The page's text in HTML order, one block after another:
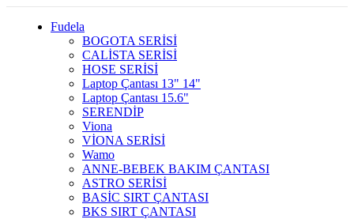
Fudela
BOGOTA SERİSİ
CALİSTA SERİSİ
HOSE SERİSİ
Laptop Çantası 13" 14"
Laptop Çantası 15.6"
SERENDİP
Viona
VİONA SERİSİ
Wamo
ANNE-BEBEK BAKIM ÇANTASI
ASTRO SERİSİ
BASİC SIRT ÇANTASI
BKS SIRT ÇANTASI